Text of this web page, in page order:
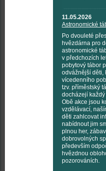
11.05.2026
Astronomické
Po dvouleté
hvězdárna pro
astronomické
v předchozích
pobytový tábor
odvážnější děti,
vícedenního
tzv. příměstský
docházejí
Obě akce jsou
vzdělávací,
děti zahlcovat
nabídnout jim
plnou her,
dobrovolných
především
hvězdnou
pozorováních.